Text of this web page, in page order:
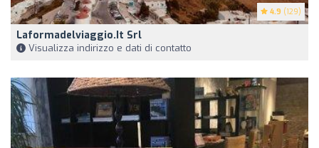
4.9 (129)
Laformadelviaggio.it Srl
Visualizza indirizzo e dati di contatto